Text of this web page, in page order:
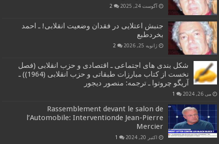
آگوست 24, 2025 2
جنبش اعتلایی در فقدان وضعیت انقلابی! ـ احمد
بخردطبع
ژانویه 25, 2026 2
شکل بندی های اجتماعی ـ اقتصادی و حزب انقلابی (فصل
نخست از کتاب مبارزات طبقاتی و حزب انقلابی (1964)) ـ
آریگو چروتوا ـ ترجمه: منصور دیجور
می 26, 2024 1
Rassemblement devant le salon de
l’Automobile: Interventionde Jean-Pierre
Mercier
اکتبر 20, 2024 1